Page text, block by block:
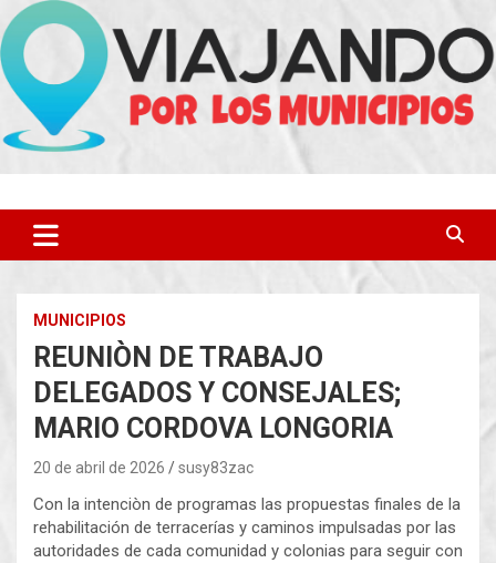
al
contenido
MUNICIPIOS
REUNIÒN DE TRABAJO
DELEGADOS Y CONSEJALES;
MARIO CORDOVA LONGORIA
20 de abril de 2026 susy83zac
Con la intenciòn de programas las propuestas finales de la
rehabilitación de terracerías y caminos impulsadas por las
autoridades de cada comunidad y colonias para seguir con